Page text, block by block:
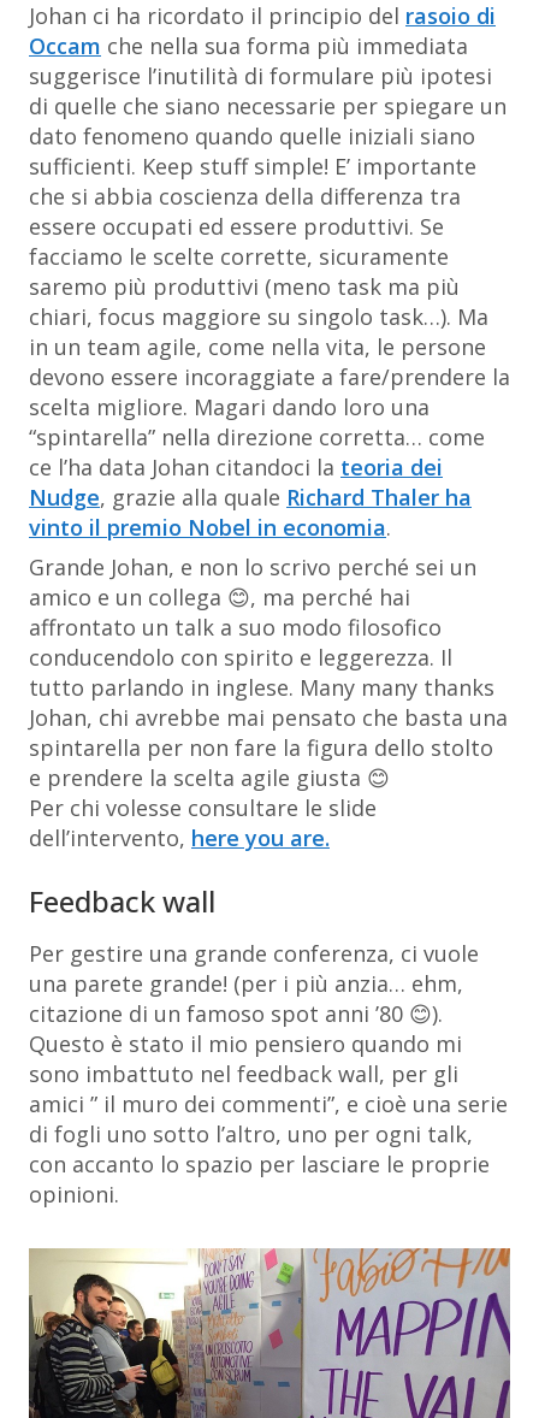
Johan ci ha ricordato il principio del rasoio di
Occam che nella sua forma più immediata
suggerisce l’inutilità di formulare più ipotesi
di quelle che siano necessarie per spiegare un
dato fenomeno quando quelle iniziali siano
sufficienti. Keep stuff simple! E’ importante
che si abbia coscienza della differenza tra
essere occupati ed essere produttivi. Se
facciamo le scelte corrette, sicuramente
saremo più produttivi (meno task ma più
chiari, focus maggiore su singolo task…). Ma
in un team agile, come nella vita, le persone
devono essere incoraggiate a fare/prendere la
scelta migliore. Magari dando loro una
“spintarella” nella direzione corretta… come
ce l’ha data Johan citandoci la teoria dei
Nudge, grazie alla quale Richard Thaler ha
vinto il premio Nobel in economia.
Grande Johan, e non lo scrivo perché sei un
amico e un collega 😊, ma perché hai
affrontato un talk a suo modo filosofico
conducendolo con spirito e leggerezza. Il
tutto parlando in inglese. Many many thanks
Johan, chi avrebbe mai pensato che basta una
spintarella per non fare la figura dello stolto
e prendere la scelta agile giusta 😊
Per chi volesse consultare le slide
dell’intervento, here you are.
Feedback wall
Per gestire una grande conferenza, ci vuole
una parete grande! (per i più anzia… ehm,
citazione di un famoso spot anni ’80 😊).
Questo è stato il mio pensiero quando mi
sono imbattuto nel feedback wall, per gli
amici ” il muro dei commenti”, e cioè una serie
di fogli uno sotto l’altro, uno per ogni talk,
con accanto lo spazio per lasciare le proprie
opinioni.